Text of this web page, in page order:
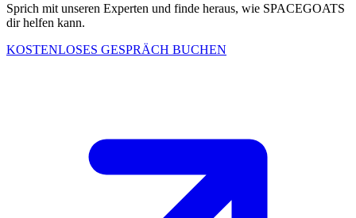
Sprich mit unseren Experten und finde heraus, wie SPACEGOATS
dir helfen kann.
KOSTENLOSES GESPRÄCH BUCHEN